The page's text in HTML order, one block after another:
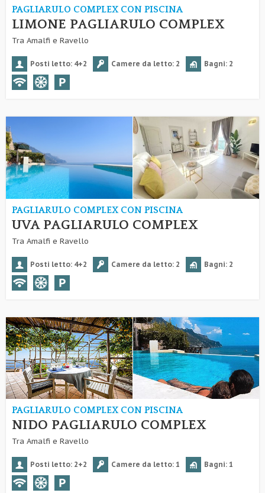
PAGLIARULO COMPLEX CON PISCINA
LIMONE PAGLIARULO COMPLEX
Tra Amalfi e Ravello
Posti letto: 4+2 Camere da letto: 2 Bagni: 2
PAGLIARULO COMPLEX CON PISCINA
UVA PAGLIARULO COMPLEX
Tra Amalfi e Ravello
Posti letto: 4+2 Camere da letto: 2 Bagni: 2
PAGLIARULO COMPLEX CON PISCINA
NIDO PAGLIARULO COMPLEX
Tra Amalfi e Ravello
Posti letto: 2+2 Camere da letto: 1 Bagni: 1